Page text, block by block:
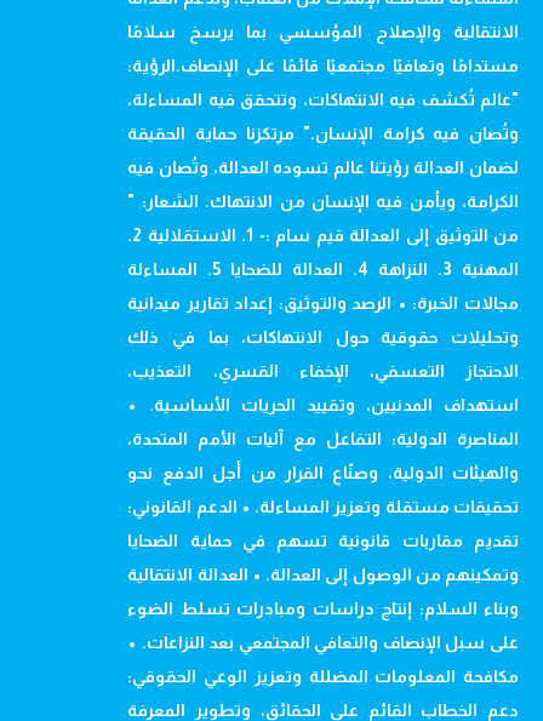
الانتقالية والإصلاح المؤسسي بما يرسخ سلامًا
مستدامًا وتعافيًا مجتمعيًا قائمًا على الإنصاف.الرؤية:
"عالم تُكشف فيه الانتهاكات، وتتحقق فيه المساءلة،
وتُصان فيه كرامة الإنسان." مرتكزنا حماية الحقيقة
لضمان العدالة رؤيتنا عالم تسوده العدالة، وتُصان فيه
الكرامة، ويأمن فيه الإنسان من الانتهاك. الشعار: "
من التوثيق إلى العدالة قيم سام :- 1. الاستقلالية 2.
المهنية 3. النزاهة 4. العدالة للضحايا 5. المساءلة
مجالات الخبرة: • الرصد والتوثيق: إعداد تقارير ميدانية
وتحليلات حقوقية حول الانتهاكات، بما في ذلك
الاحتجاز التعسفي، الإخفاء القسري، التعذيب،
استهداف المدنيين، وتقييد الحريات الأساسية. •
المناصرة الدولية: التفاعل مع آليات الأمم المتحدة،
والهيئات الدولية، وصنّاع القرار من أجل الدفع نحو
تحقيقات مستقلة وتعزيز المساءلة. • الدعم القانوني:
تقديم مقاربات قانونية تسهم في حماية الضحايا
وتمكينهم من الوصول إلى العدالة. • العدالة الانتقالية
وبناء السلام: إنتاج دراسات ومبادرات تسلط الضوء
على سبل الإنصاف والتعافي المجتمعي بعد النزاعات. •
مكافحة المعلومات المضللة وتعزيز الوعي الحقوقي:
دعم الخطاب القائم على الحقائق، وتطوير المعرفة